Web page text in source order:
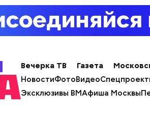
Вечерка ТВ Газета
НовостиФотоВидео
Эксклюзивы ВМАфиша Москвы